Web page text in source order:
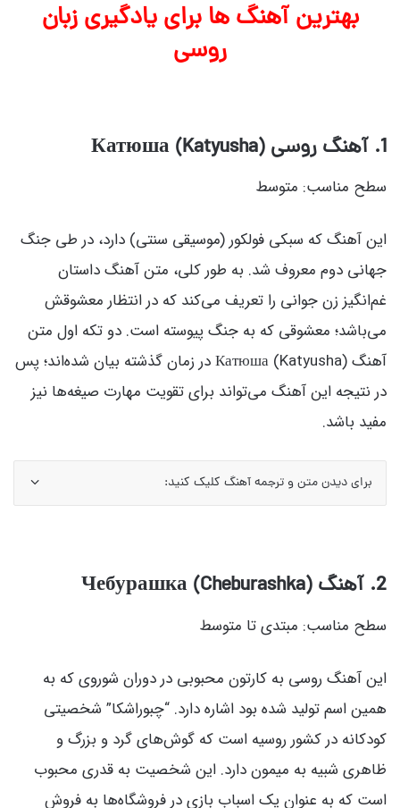
بهترین آهنگ ها برای یادگیری زبان
روسی
1. آهنگ روسی Катюша (Katyusha)
سطح مناسب: متوسط
این آهنگ که سبکی فولکور (موسیقی سنتی) دارد، در طی جنگ
جهانی دوم معروف شد. به طور کلی، متن آهنگ داستان
غم‌انگیز زن جوانی را تعریف می‌کند که در انتظار معشوقش
می‌باشد؛ معشوقی که به جنگ پیوسته است. دو تکه اول متن
آهنگ Катюша (Katyusha) در زمان گذشته بیان شده‌اند؛ پس
در نتیجه این آهنگ می‌تواند برای تقویت مهارت صیغه‌ها نیز
مفید باشد.
برای دیدن متن و ترجمه آهنگ کلیک کنید:
2. آهنگ Чебурашка (Cheburashka)
سطح مناسب: مبتدی تا متوسط
این آهنگ روسی به کارتون محبوبی در دوران شوروی که به
همین اسم تولید شده بود اشاره دارد. “چبوراشکا” شخصیتی
کودکانه در کشور روسیه است که گوش‌های گرد و بزرگ و
ظاهری شبیه به میمون دارد. این شخصیت به قدری محبوب
است که به عنوان یک اسباب بازی در فروشگاه‌ها به فروش